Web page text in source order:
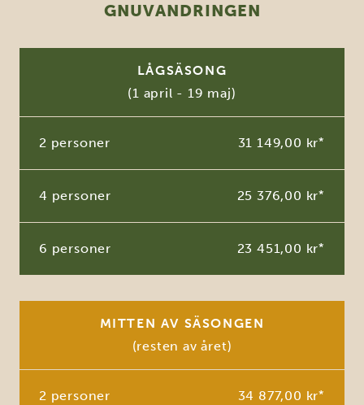
GNUVANDRINGEN
LÅGSÄSONG
(1 april - 19 maj)
2 personer 31 149,00 kr*
4 personer 25 376,00 kr*
6 personer 23 451,00 kr*
MITTEN AV SÄSONGEN
(resten av året)
2 personer 34 877,00 kr*